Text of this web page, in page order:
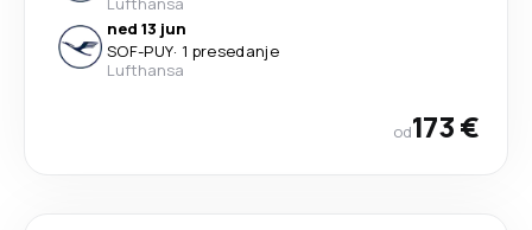
ned 13 jun
SOF-PUY· 1 presedanje
Lufthansa
od173 €